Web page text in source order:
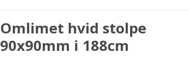
Omlimet hvid stolpe
90x90mm i 188cm